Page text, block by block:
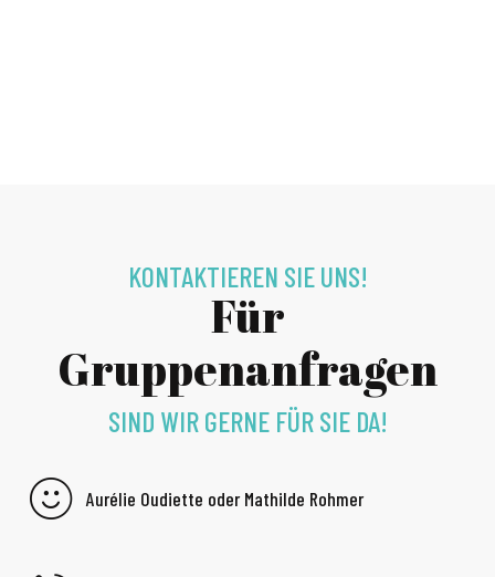
KONTAKTIEREN SIE UNS!
Für
Gruppenanfragen
SIND WIR GERNE FÜR SIE DA!
Aurélie Oudiette oder Mathilde Rohmer